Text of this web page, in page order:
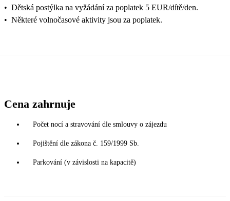
• Dětská postýlka na vyžádání za poplatek 5 EUR/dítě/den.
• Některé volnočasové aktivity jsou za poplatek.
Cena zahrnuje
Počet nocí a stravování dle smlouvy o zájezdu
Pojištění dle zákona č. 159/1999 Sb.
Parkování (v závislosti na kapacitě)